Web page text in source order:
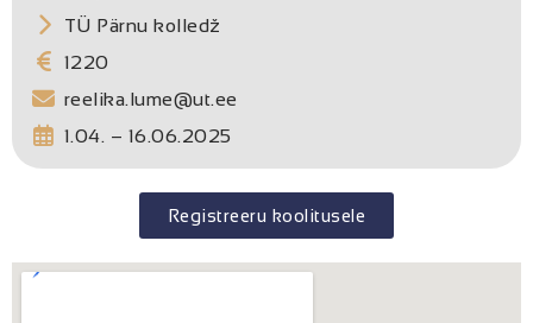
TÜ Pärnu kolledž
1220
reelika.lume@ut.ee
1.04. – 16.06.2025
Registreeru koolitusele